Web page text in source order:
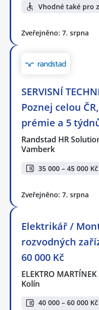
Vhodné také pro
Zveřejněno: 7. srpna
SERVISNÍ
Poznej celou
prémie a 5
Randstad HR
Vamberk
35 000 – 45 000 Kč
Zveřejněno: 7. srpna
Elektrikář /
rozvodných
60 000 Kč
ELEKTRO
Kolín
40 000 – 60 000 Kč